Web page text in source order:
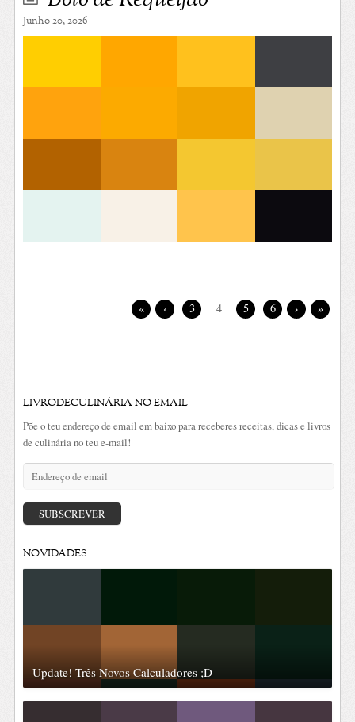
Junho 20, 2026
« ‹ 3 4 5 6 › »
LIVRODECULINÁRIA NO EMAIL
Põe o teu endereço de email em baixo para receberes receitas, dicas e livros
de culinária no teu e-mail!
Endereço
email
SUBSCREVER
NOVIDADES
Update! Três Novos Calculadores ;D